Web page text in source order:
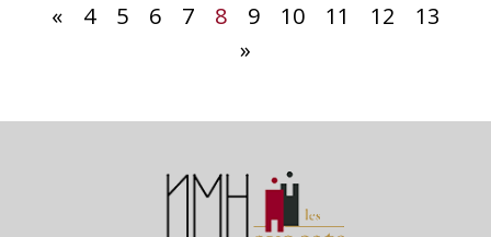
« 4 5 6 7 8 9 10 11 12
13
»